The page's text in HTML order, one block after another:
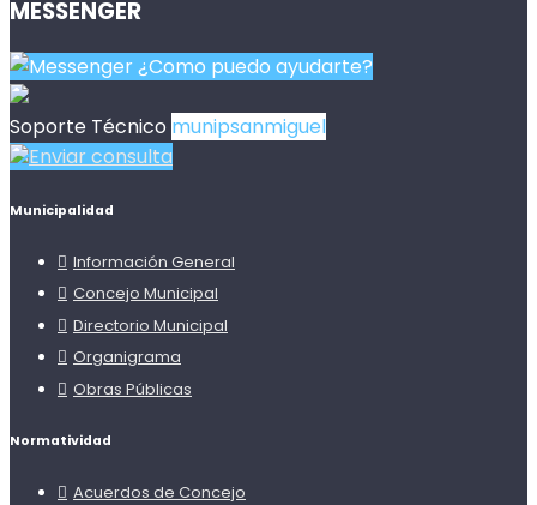
MESSENGER
¿Como puedo ayudarte?
Soporte Técnico munipsanmiguel
Enviar consulta
Municipalidad
Información General
Concejo Municipal
Directorio Municipal
Organigrama
Obras Públicas
Normatividad
Acuerdos de Concejo